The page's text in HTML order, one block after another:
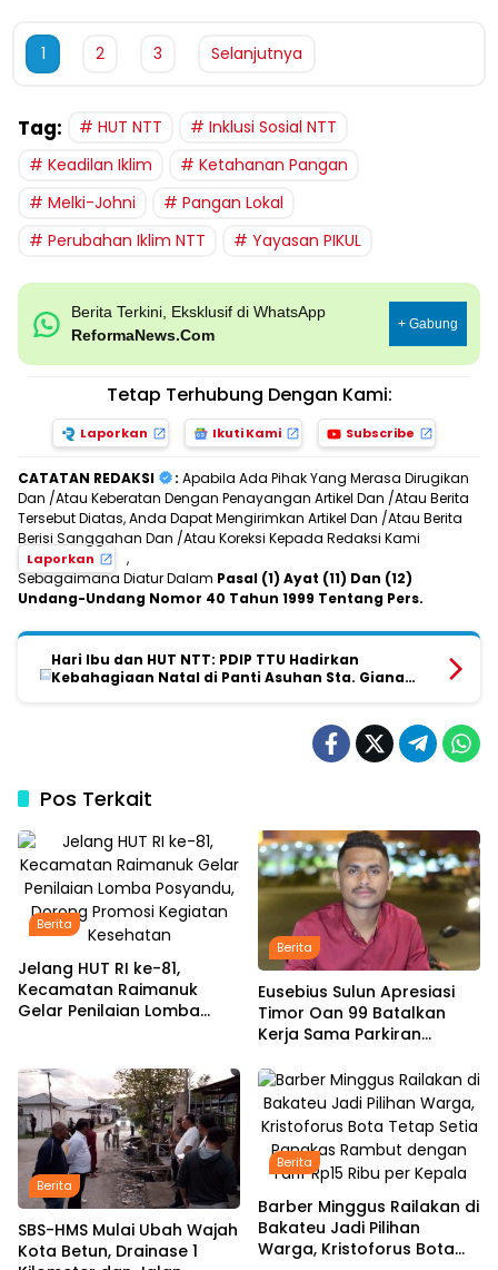
1 2 3 Selanjutnya
Tag: HUT NTT
Inklusi Sosial NTT
Keadilan Iklim
Ketahanan Pangan
Melki-Johni
Pangan Lokal
Perubahan Iklim NTT
Yayasan PIKUL
Berita Terkini, Eksklusif di WhatsApp
ReformaNews.Com
+ Gabung
Tetap Terhubung Dengan Kami:
Laporkan Ikuti Kami Subscribe
CATATAN REDAKSI : Apabila Ada Pihak Yang Merasa Dirugikan
Dan /Atau Keberatan Dengan Penayangan Artikel Dan /Atau Berita
Tersebut Diatas, Anda Dapat Mengirimkan Artikel Dan /Atau Berita
Berisi Sanggahan Dan /Atau Koreksi Kepada Redaksi Kami
Laporkan
,
Sebagaimana Diatur Dalam Pasal (1) Ayat (11) Dan (12)
Undang-Undang Nomor 40 Tahun 1999 Tentang Pers.
Hari Ibu dan HUT NTT: PDIP TTU Hadirkan
Kebahagiaan Natal di Panti Asuhan Sta. Giana
Pos Terkait
Berita
Jelang HUT RI ke-81,
Kecamatan Raimanuk
Gelar Penilaian Lomba
Berita
Eusebius Sulun Apresiasi
Timor Oan 99 Batalkan
Kerja Sama Parkiran
Pemkab Belu Tak Gegabah
Buat Kebijakan
Berita
SBS-HMS Mulai Ubah Wajah
Kota Betun, Drainase 1
Berita
Barber Minggus Railakan di
Bakateu Jadi Pilihan
Warga, Kristoforus Bota